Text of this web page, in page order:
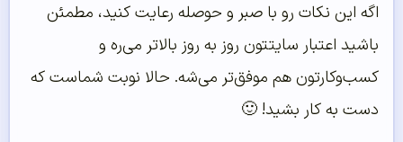
اگه این نکات رو با صبر و حوصله رعایت کنید، مطمئن
باشید اعتبار سایتتون روز به روز بالاتر می‌ره و
کسب‌وکارتون هم موفق‌تر می‌شه. حالا نوبت شماست که
دست به کار بشید! 🙂